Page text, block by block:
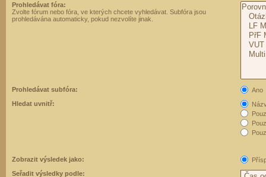
Prohledávat fóra:
Zvolte fórum nebo fóra, ve kterých chcete vyhledávat. Subfóra jsou
prohledávána automaticky, pokud nezvolíte jinak.
Prohledávat subfóra:
Ano
Hledat uvnitř:
Zobrazit výsledek jako:
Seřadit výsledky podle: